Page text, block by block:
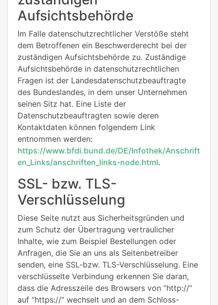
Aufsichtsbehörde
Im Falle datenschutzrechtlicher Verstöße steht
dem Betroffenen ein Beschwerderecht bei der
zuständigen Aufsichtsbehörde zu. Zuständige
Aufsichtsbehörde in datenschutzrechtlichen
Fragen ist der Landesdatenschutzbeauftragte
des Bundeslandes, in dem unser Unternehmen
seinen Sitz hat. Eine Liste der
Datenschutzbeauftragten sowie deren
Kontaktdaten können folgendem Link
entnommen werden:
https://www.bfdi.bund.de/DE/Infothek/Anschrift
en_Links/anschriften_links-node.html.
SSL- bzw. TLS-
Verschlüsselung
Diese Seite nutzt aus Sicherheitsgründen und
zum Schutz der Übertragung vertraulicher
Inhalte, wie zum Beispiel Bestellungen oder
Anfragen, die Sie an uns als Seitenbetreiber
senden, eine SSL-bzw. TLS-Verschlüsselung. Eine
verschlüsselte Verbindung erkennen Sie daran,
dass die Adresszeile des Browsers von “http://”
auf “https://” wechselt und an dem Schloss-